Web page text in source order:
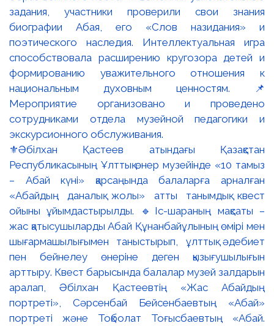
⚜️Әбілхан Қастеев атындағы Қазақстан
Республикасының Ұлттық өнер музейінде «10 тамыз
– Абай күні» қарсаңында балаларға арналған
«Абайдың даналық жолы» атты танымдық квест
ойыны ұйымдастырылды. 🔹Іс-шараның мақсаты –
жас қатысушыларды Абай Құнанбайұлының өмірі мен
шығармашылығымен таныстырып, ұлттық әдебиет
пен бейнелеу өнеріне деген қызығушылығын
арттыру. Квест барысында балалар музей залдарын
аралап, Әбілхан Қастеевтің «Жас Абайдың
портреті», Сәрсенбай Бейсенбаевтың «Абай»
портреті және Тоқболат Тоғысбаевтың «Абай.